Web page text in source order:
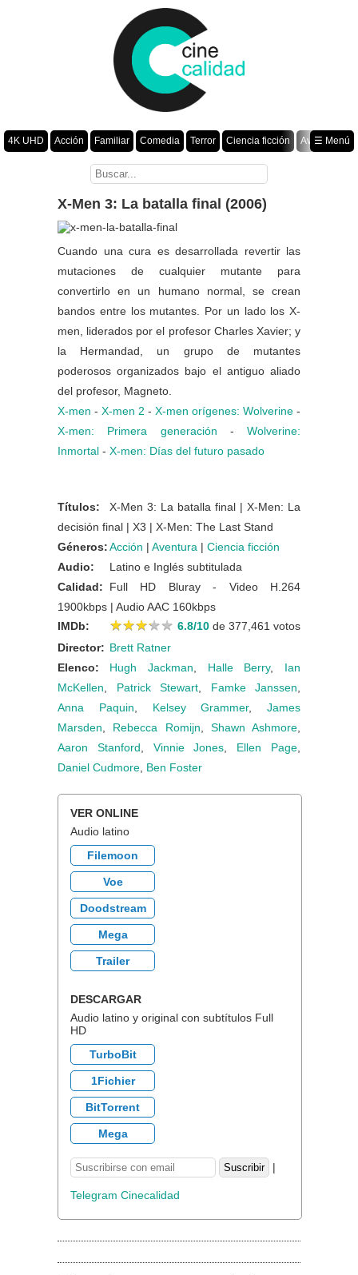
4K UHD Acción Familiar Comedia Terror Ciencia ficción
Aventura
Romance Fantasía Drama Animación Crimen
☰ Menú
X-Men 3: La batalla final (2006)
Cuando una cura es desarrollada revertir las
mutaciones de cualquier mutante para
convertirlo en un humano normal, se crean
bandos entre los mutantes. Por un lado los X-
men, liderados por el profesor Charles Xavier; y
la Hermandad, un grupo de mutantes
poderosos organizados bajo el antiguo aliado
del profesor, Magneto.
X-men - X-men 2 - X-men orígenes: Wolverine -
X-men: Primera generación - Wolverine:
Inmortal - X-men: Días del futuro pasado
Títulos:
X-Men 3: La batalla final | X-Men: La
decisión final | X3 | X-Men: The Last Stand
Géneros:Acción | Aventura | Ciencia ficción
Audio:
Latino e Inglés subtitulada
Calidad:
Full HD Bluray - Video H.264
1900kbps | Audio AAC 160kbps
IMDb:
★★★★★
★★★★★ 6.8/10 de 377,461 votos
Director: Brett Ratner
Elenco:
Hugh Jackman Halle Berry, Ian
McKellen
Patrick Stewart Famke Janssen
Anna Paquin
Kelsey Grammer, James
Marsden
Rebecca Romijn Shawn Ashmore
Aaron Stanford
Vinnie Jones Ellen Page
Daniel Cudmore Ben Foster
VER ONLINE
Audio latino
Filemoon
Voe
Doodstream
Mega
Trailer
DESCARGAR
Audio latino y original con subtítulos Full
HD
TurboBit
1Fichier
BitTorrent
Mega
|
Telegram Cinecalidad